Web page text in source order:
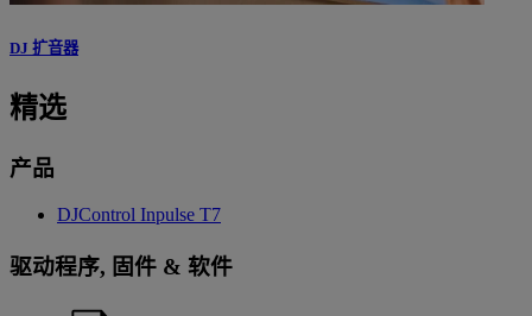
DJ 扩音器
精选
产品
DJControl Inpulse T7
驱动程序, 固件 & 软件